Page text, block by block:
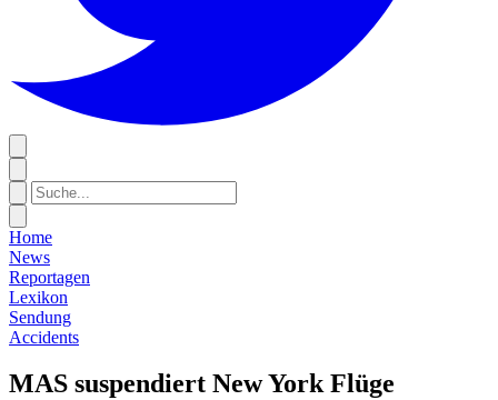
Home
News
Reportagen
Lexikon
Sendung
Accidents
MAS suspendiert New York Flüge